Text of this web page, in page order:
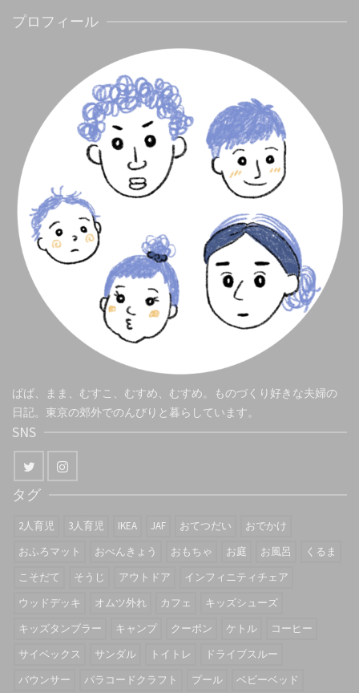
プロフィール
ぱぱ、まま、むすこ、むすめ、むすめ。ものづくり好きな夫婦の
日記。東京の郊外でのんびりと暮らしています。
SNS
タグ
2人育児 3人育児 IKEA JAF おてつだい
おでかけ
おふろマット
おべんきょう おもちゃ お庭 お風呂
くるま
こそだて
そうじ アウトドア
インフィニティチェア
ウッドデッキ
オムツ外れ カフェ
キッズシューズ
キッズタンブラー
キャンプ クーポン ケトル
コーヒー
サイベックス
サンダル トイトレ
ドライブスルー
バウンサー
パラコードクラフト プール ベビーベッド